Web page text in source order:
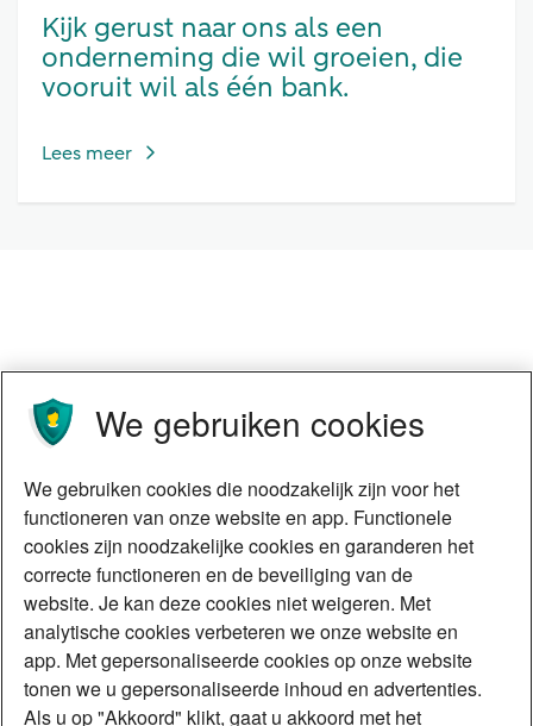
Kijk gerust naar ons als een
onderneming die wil groeien, die
vooruit wil als één bank.
Lees meer
We gebruiken cookies
We gebruiken cookies die noodzakelijk zijn voor het
functioneren van onze website en app. Functionele
cookies zijn noodzakelijke cookies en garanderen het
correcte functioneren en de beveiliging van de
website. Je kan deze cookies niet weigeren. Met
analytische cookies verbeteren we onze website en
app. Met gepersonaliseerde cookies op onze website
tonen we u gepersonaliseerde inhoud en advertenties.
Als u op "Akkoord" klikt, gaat u akkoord met het